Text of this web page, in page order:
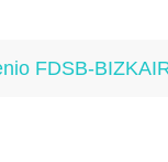
FDSB-